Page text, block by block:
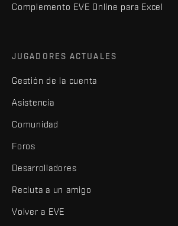
Complemento EVE Online para Excel
JUGADORES ACTUALES
Gestión de la cuenta
Asistencia
Comunidad
Foros
Desarrolladores
Recluta a un amigo
Volver a EVE